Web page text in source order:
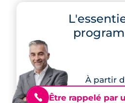
À partir
📞 Être rappelé par